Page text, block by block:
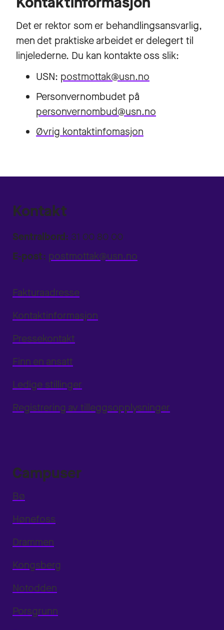
Det er rektor som er behandlingsansvarlig,
men det praktiske arbeidet er delegert til
linjelederne. Du kan kontakte oss slik:
USN: postmottak@usn.no
Personvernombudet på
personvernombud@usn.no
Øvrig kontaktinfomasjon
Kontakt
Sentralbord: 31 00 80 00
E-post: postmottak@usn.no
Fakturaadresse
Kontaktinformasjon
Pressekontakt
Finn en ansatt
Ledige stillinger
Registrering av tilleggsopplysninger
Campuser
Bø
Hønefoss
Drammen
Kongsberg
Notodden
Porsgrunn